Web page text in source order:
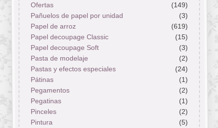
Ofertas
(149)
Pañuelos de papel por unidad
(3)
Papel de arroz
(619)
Papel decoupage Classic
(15)
Papel decoupage Soft
(3)
Pasta de modelaje
(2)
Pastas y efectos especiales
(24)
Pátinas
(1)
Pegamentos
(2)
Pegatinas
(1)
Pinceles
(2)
Pintura
(5)